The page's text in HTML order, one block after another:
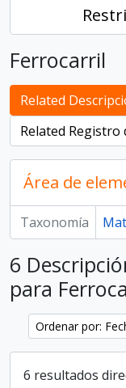
Ferrocarril
Related
Related Registro
Área de
Taxonomía
6
para
Ordenar por:
6 resultados